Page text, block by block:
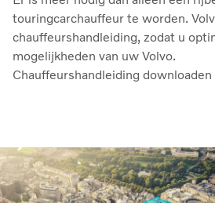
touringcarchauffeur te worden.
chauffeurshandleiding, zodat u
mogelijkheden van uw Volvo.
Chauffeurshandleiding downloaden
Adaptieve